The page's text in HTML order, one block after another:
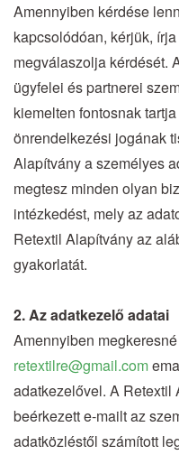
Amennyiben kérdése
kapcsolódóan, kérjük,
megválaszolja kérdését.
ügyfelei és partnerei
kiemelten fontosnak
önrendelkezési jogának
Alapítvány a személyes
megtesz minden olyan
intézkedést, mely az
Retextil Alapítvány az
gyakorlatát.
2. Az adatkezelő adatai
Amennyiben
retextilre@gmail.com
adatkezelővel. A Retextil
beérkezett e-mailt az
adatközléstől számított